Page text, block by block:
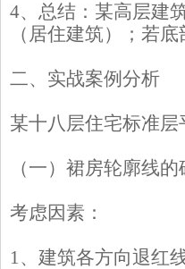
4、总结：某高层建
（居住建筑）；若
二、实战案例分析
某十八层住宅标准层
（一）裙房轮廓线的
考虑因素：
1、建筑各方向退红